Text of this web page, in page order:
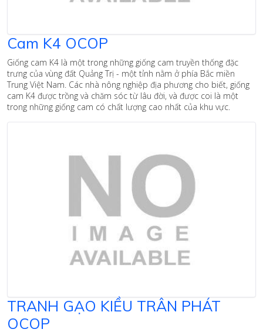
Cam K4 OCOP
Giống cam K4 là một trong những giống cam truyền thống đặc
trưng của vùng đất Quảng Trị - một tỉnh nằm ở phía Bắc miền
Trung Việt Nam. Các nhà nông nghiệp địa phương cho biết, giống
cam K4 được trồng và chăm sóc từ lâu đời, và được coi là một
trong những giống cam có chất lượng cao nhất của khu vực.
TRANH GẠO KIỀU TRÂN PHÁT
OCOP